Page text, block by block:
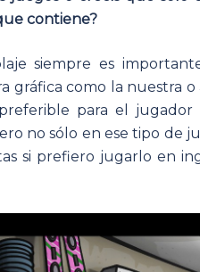
contiene?
siempre es
gráfica como la nuestra
para el
no sólo en ese tipo de
si prefiero jugarlo en